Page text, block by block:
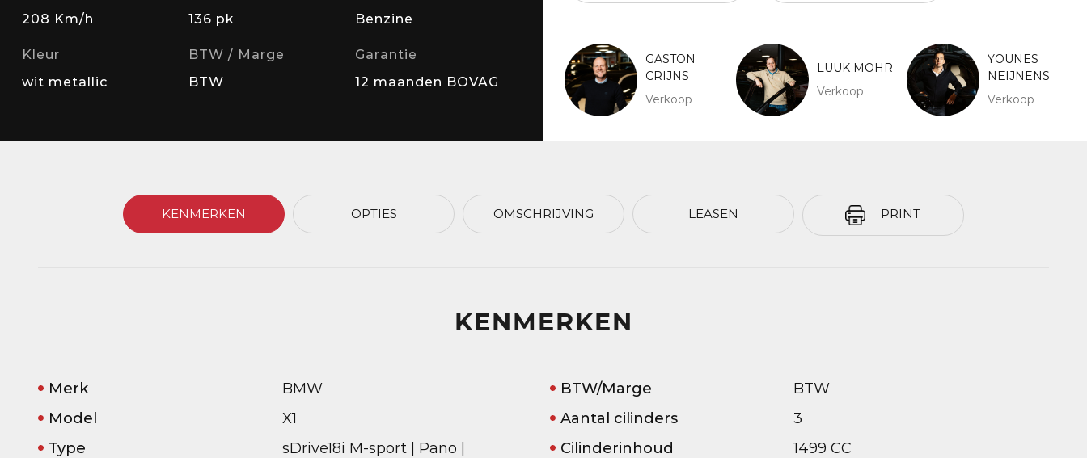
208 Km/h
136 pk
Benzine
Kleur
wit metallic
BTW / Marge
BTW
Garantie
12 maanden BOVAG
GASTON
CRIJNS
Verkoop
LUUK MOHR
Verkoop
YOUNES
NEIJNENS
Verkoop
KENMERKEN OPTIES OMSCHRIJVING LEASEN PRINT
KENMERKEN
Merk
BMW
Model
X1
Type
sDrive18i M-sport | Pano |
BTW/Marge
BTW
Aantal cilinders
3
Cilinderinhoud
1499 CC